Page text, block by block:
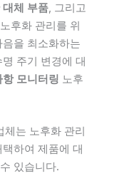
대체 부품, 그리고
후화 관리를 위
을 최소화하는
명 주기 변경에 대
모니터링 노후
체는 노후화 관리
하여 제품에 대
있습니다.